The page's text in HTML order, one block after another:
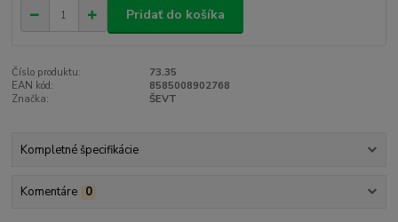
Pridať do košíka
Číslo produktu:
73.35
EAN kód:
8585008902768
Značka:
ŠEVT
Kompletné špecifikácie
Komentáre 0